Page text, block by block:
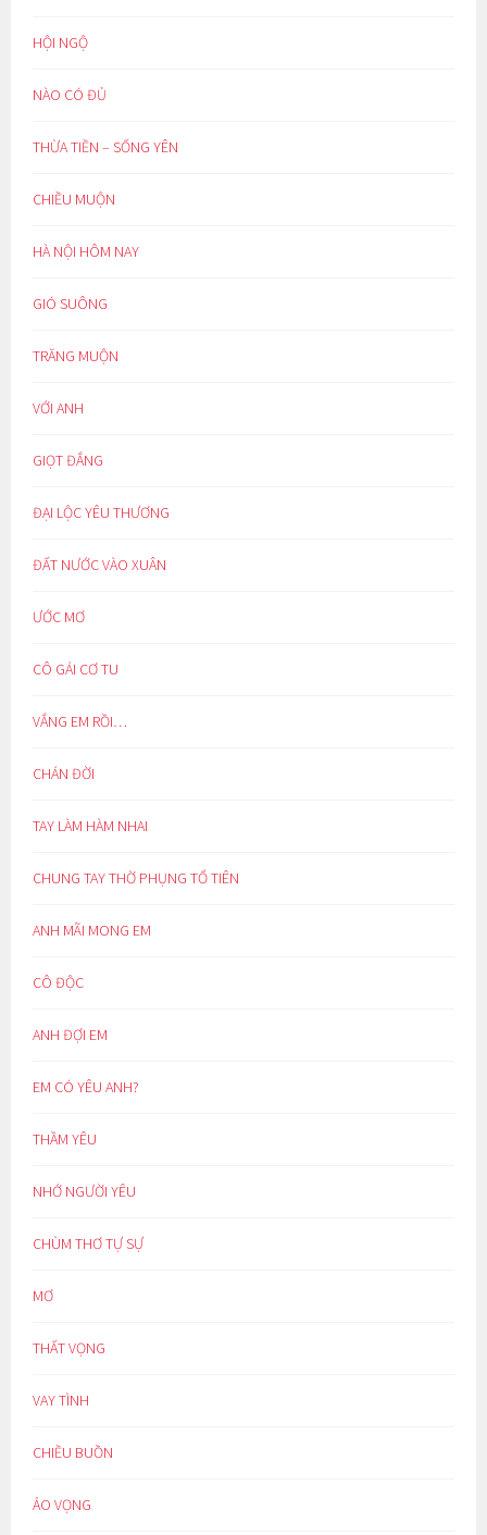
HỘI NGỘ
NÀO CÓ ĐỦ
THỪA TIỀN – SỐNG YÊN
CHIỀU MUỘN
HÀ NỘI HÔM NAY
GIÓ SUÔNG
TRĂNG MUỘN
VỚI ANH
GIỌT ĐẮNG
ĐẠI LỘC YÊU THƯƠNG
ĐẤT NƯỚC VÀO XUÂN
ƯỚC MƠ
CÔ GÁI CƠ TU
VẮNG EM RỒI…
CHÁN ĐỜI
TAY LÀM HÀM NHAI
CHUNG TAY THỜ PHỤNG TỔ TIÊN
ANH MÃI MONG EM
CÔ ĐỘC
ANH ĐỢI EM
EM CÓ YÊU ANH?
THẦM YÊU
NHỚ NGƯỜI YÊU
CHÙM THƠ TỰ SỰ
MƠ
THẤT VỌNG
VAY TÌNH
CHIỀU BUỒN
ẢO VỌNG